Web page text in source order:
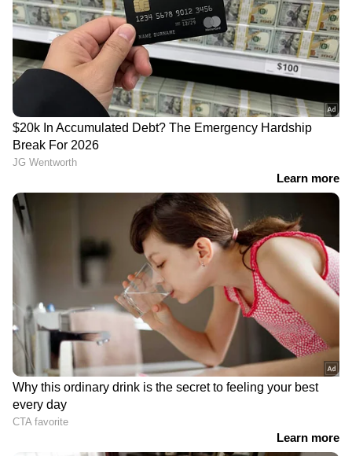
2
ഒരു മുട്ടയുടെ വെള്ളയും രണ്ടോ മൂന്നോ
ടേബിൾ സ്പൂൺ തൈരും ചേർത്ത് നന്നായി
ഇളക്കി യോജിപ്പിക്കുക. ശേഷം തലമുടിയിൽ
ഈ ഹെയർ മാസ്ക് പുരട്ടുക. ഒരു മണിക്കൂറിന്
ശേഷം ഷാംപൂ ഉപയോഗിച്ച് മുടി കഴുകുക.